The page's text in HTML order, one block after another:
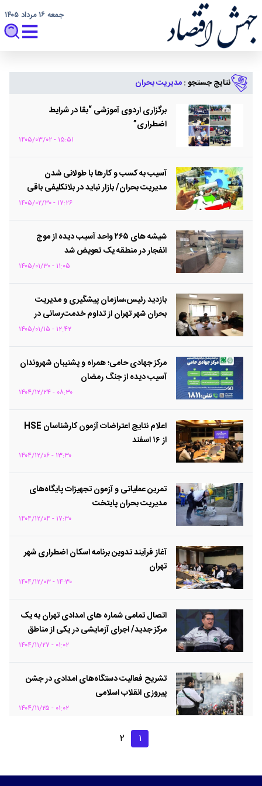
جمعه ۱۶ مرداد ۱۴۰۵
نتایج جستجو :مدیریت بحران
برگزاری اردوی آموزشی “بقا در شرایط
اضطراری”
۱۵:۵۱ - ۱۴۰۵/۰۳/۰۲
آسیب به کسب و کارها با طولانی شدن
مدیریت بحران/ بازار نباید در بلاتکلیفی باقی
۱۷:۲۶ - ۱۴۰۵/۰۲/۳۰
شیشه های ۲۶۵ واحد آسیب دیده از موج
انفجار در منطقه یک تعویض شد
۱۱:۰۵ - ۱۴۰۵/۰۱/۳۰
بازدید رئیس،سازمان پیشگیری و مدیریت
بحران شهر تهران از تداوم خدمت‌رسانی در
۱۲:۴۲ - ۱۴۰۵/۰۱/۱۵
مرکز جهادی حامی؛ همراه و پشتیبان شهروندان
آسیب دیده از جنگ رمضان
۰۸:۳۰ - ۱۴۰۴/۱۲/۲۴
اعلام نتایج اعتراضات آزمون کارشناسان HSE
از ۱۶ اسفند
۱۳:۳۰ - ۱۴۰۴/۱۲/۰۶
تمرین عملیاتی و آزمون تجهیزات پایگاه‌های
مدیریت بحران پایتخت
۱۷:۳۰ - ۱۴۰۴/۱۲/۰۴
آغاز فرآیند تدوین برنامه اسکان اضطراری شهر
تهران
۱۴:۳۰ - ۱۴۰۴/۱۲/۰۳
اتصال تمامی شماره های امدادی تهران به یک
مرکز جدید/ اجرای آزمایشی در یکی از مناطق
۰۱:۰۲ - ۱۴۰۴/۱۱/۲۷
تشریح فعالیت دستگاه‌های امدادی در جشن
پیروزی انقلاب اسلامی
۰۱:۰۲ - ۱۴۰۴/۱۱/۲۵
۱ ۲